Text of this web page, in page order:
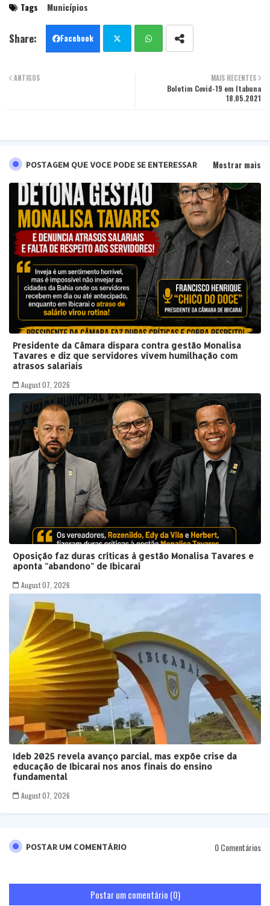
Tags Municípios
Facebook
MAIS RECENTES
Boletim Covid-19 em Itabuna
18.05.2021
ANTIGOS
POSTAGEM QUE VOCE PODE SE ENTERESSAR Mostrar mais
Presidente da Câmara dispara contra gestão Monalisa
Tavares e diz que servidores vivem humilhação com
atrasos salariais
August 07, 2026
Oposição faz duras críticas à gestão Monalisa Tavares e
aponta "abandono" de Ibicaraí
August 07, 2026
Ideb 2025 revela avanço parcial, mas expõe crise da
educação de Ibicaraí nos anos finais do ensino
fundamental
August 07, 2026
POSTAR UM COMENTÁRIO 0 Comentários
Postar um comentário (0)